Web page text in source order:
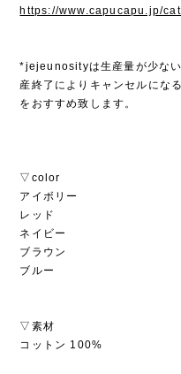
https://www.capucapu.jp/
*jejeunosityは生産量が少な
産終了によりキャンセルにな
をおすすめ致します。
▽color
アイボリー
レッド
ネイビー
ブラウン
ブルー
▽素材
コットン 100%